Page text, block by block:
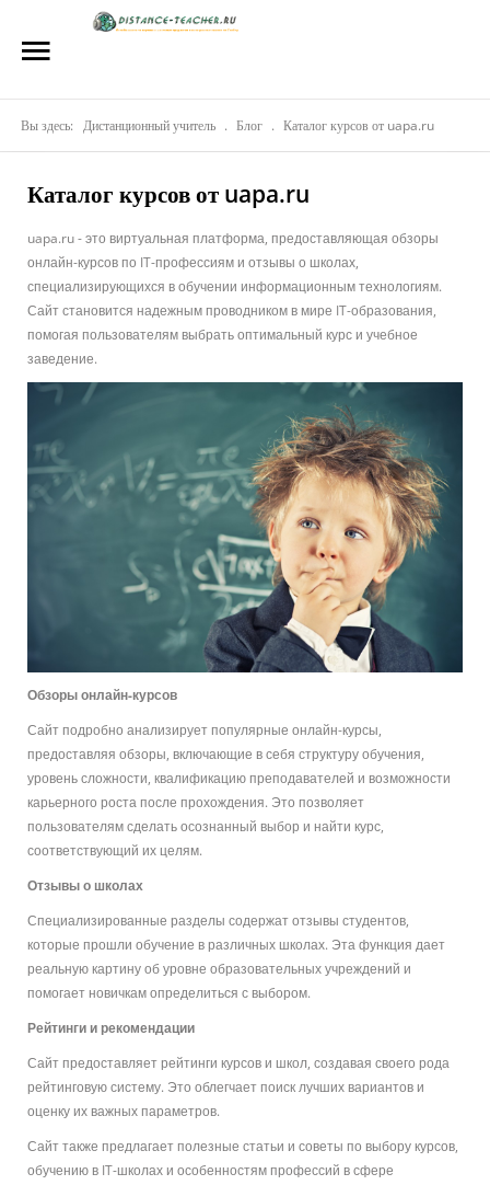
Репетиторы
Материалы
Блог
Контакты
Вы здесь: Дистанционный учитель . Блог . Каталог курсов от uapa.ru
Каталог курсов от uapa.ru
uapa.ru - это виртуальная платформа, предоставляющая обзоры
онлайн-курсов по IT-профессиям и отзывы о школах,
специализирующихся в обучении информационным технологиям.
Сайт становится надежным проводником в мире IT-образования,
помогая пользователям выбрать оптимальный курс и учебное
заведение.
Обзоры онлайн-курсов
Сайт подробно анализирует популярные онлайн-курсы,
предоставляя обзоры, включающие в себя структуру обучения,
уровень сложности, квалификацию преподавателей и возможности
карьерного роста после прохождения. Это позволяет
пользователям сделать осознанный выбор и найти курс,
соответствующий их целям.
Отзывы о школах
Специализированные разделы содержат отзывы студентов,
которые прошли обучение в различных школах. Эта функция дает
реальную картину об уровне образовательных учреждений и
помогает новичкам определиться с выбором.
Рейтинги и рекомендации
Сайт предоставляет рейтинги курсов и школ, создавая своего рода
рейтинговую систему. Это облегчает поиск лучших вариантов и
оценку их важных параметров.
Сайт также предлагает полезные статьи и советы по выбору курсов,
обучению в IT-школах и особенностям профессий в сфере